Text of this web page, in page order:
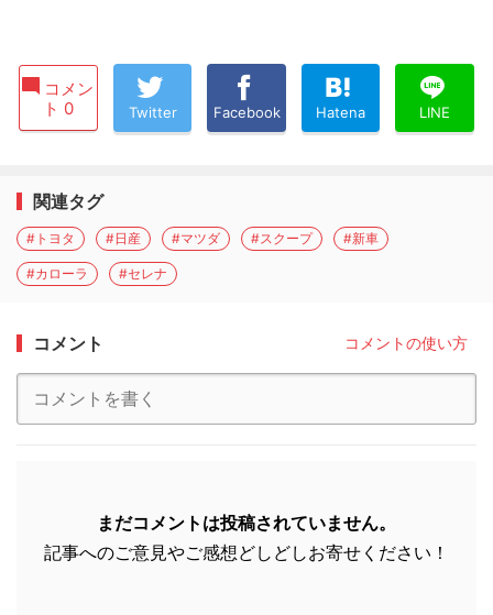
コメン
ト 0
Twitter Facebook Hatena LINE
関連タグ
#トヨタ #日産 #マツダ #スクープ #新車
#カローラ #セレナ
コメント コメントの使い方
まだコメントは投稿されていません。
記事へのご意見やご感想どしどしお寄せください！